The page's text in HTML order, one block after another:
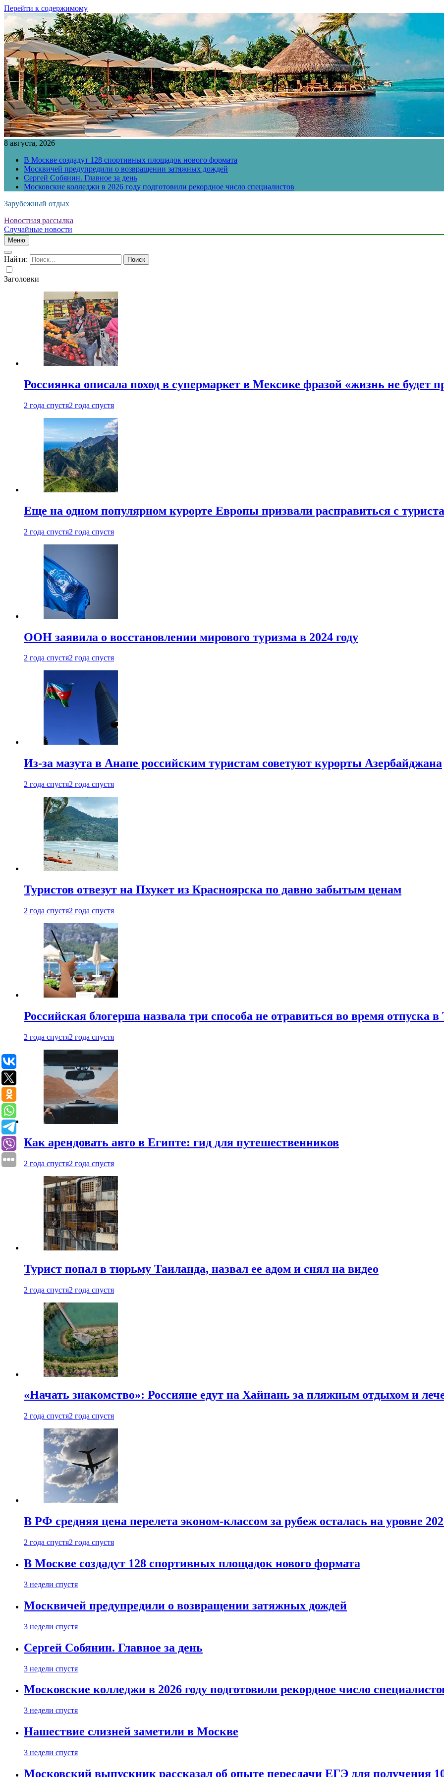
Перейти к содержимому
8 августа, 2026
В Москве создадут 128 спортивных площадок нового формата
Москвичей предупредили о возвращении затяжных дождей
Сергей Собянин. Главное за день
Московские колледжи в 2026 году подготовили рекордное число специалистов
Зарубежный отдых
Новостная рассылка
Случайные новости
Меню
Найти:
Заголовки
Россиянка описала поход в супермаркет в Мексике фразой «жизнь не будет
2 года спустя2 года спустя
Еще на одном популярном курорте Европы призвали расправиться с
2 года спустя2 года спустя
ООН заявила о восстановлении мирового туризма в 2024 году
2 года спустя2 года спустя
Из-за мазута в Анапе российским туристам советуют курорты Азербайджана
2 года спустя2 года спустя
Туристов отвезут на Пхукет из Красноярска по давно забытым ценам
2 года спустя2 года спустя
Российская блогерша назвала три способа не отравиться во время отпуска в
2 года спустя2 года спустя
Как арендовать авто в Египте: гид для путешественников
2 года спустя2 года спустя
Турист попал в тюрьму Таиланда, назвал ее адом и снял на видео
2 года спустя2 года спустя
«Начать знакомство»: Россияне едут на Хайнань за пляжным отдыхом и
2 года спустя2 года спустя
В РФ средняя цена перелета эконом-классом за рубеж осталась на уровне
2 года спустя2 года спустя
В Москве создадут 128 спортивных площадок нового формата
3 недели спустя
Москвичей предупредили о возвращении затяжных дождей
3 недели спустя
Сергей Собянин. Главное за день
3 недели спустя
Московские колледжи в 2026 году подготовили рекордное число
3 недели спустя
Нашествие слизней заметили в Москве
3 недели спустя
Московский выпускник рассказал об опыте пересдачи ЕГЭ для получения